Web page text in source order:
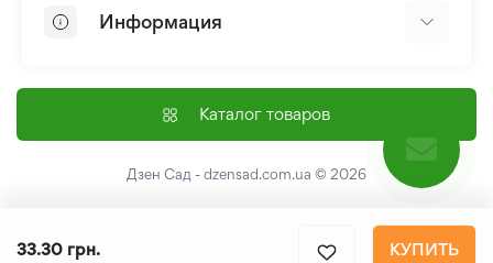
33.30 грн. КУПИТЬ
Лилия
Семена
Информация
Доставка и оплата
Контакты
Каталог товаров
Дзен Сад - dzensad.com.ua © 2026